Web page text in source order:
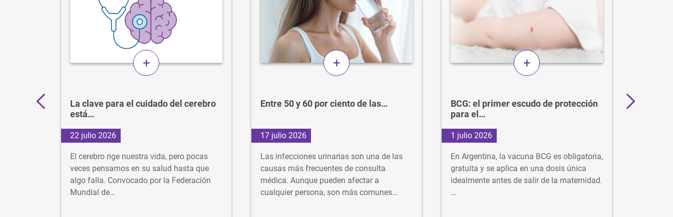
+
La clave para el cuidado del cerebro
está…
22 julio 2026
El cerebro rige nuestra vida, pero pocas
veces pensamos en su salud hasta que
algo falla. Convocado por la Federación
Mundial de…
+
Entre 50 y 60 por ciento de las…
17 julio 2026
Las infecciones urinarias son una de las
causas más frecuentes de consulta
médica. Aunque pueden afectar a
cualquier persona, son más comunes…
+
BCG: el primer escudo de protección
para el…
1 julio 2026
En Argentina, la vacuna BCG es obligatoria,
gratuita y se aplica en una dosis única
idealmente antes de salir de la maternidad.
…